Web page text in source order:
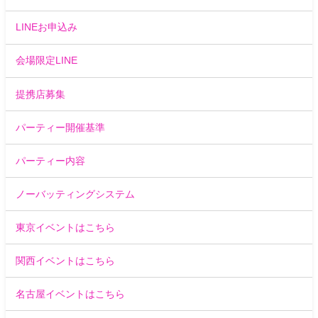
LINEお申込み
会場限定LINE
提携店募集
パーティー開催基準
パーティー内容
ノーバッティングシステム
東京イベントはこちら
関西イベントはこちら
名古屋イベントはこちら